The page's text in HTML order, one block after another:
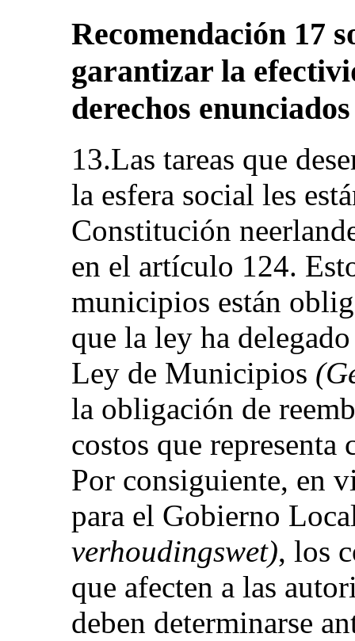
Recomendación 17
garantizar la
derechos
13.Las tareas que
la esfera social les
Constitución
en el artículo 124.
municipios están
que la ley ha
Ley de Municipios
la obligación de
costos que
Por consiguiente, en
para el Gobierno
verhoudingswet), los
que afecten a las
deben determinarse